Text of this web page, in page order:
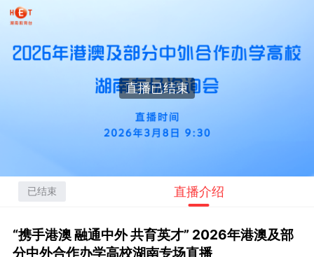
直播已结束
已结束 直播介绍
“携手港澳 融通中外 共育英才” 2026年港澳及部
分中外合作办学高校湖南专场直播